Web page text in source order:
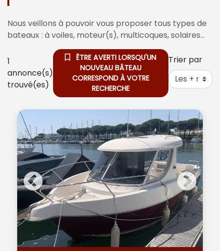
Nous veillons à pouvoir vous proposer tous types de
bateaux : à voiles, moteur(s), multicoques, solaires…
1
annonce(s)
trouvé(es)
ÊTRE AVERTI LORSQU'UN
NOUVEAU BÂTEAU
CORRESPOND À VOTRE
RECHERCHE
Trier par